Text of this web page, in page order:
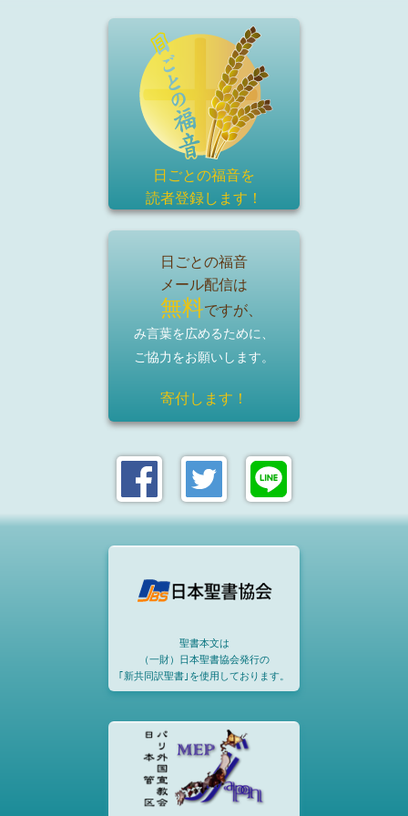
日ごとの福音を
読者登録します！
日ごとの福音
メール配信は
無料ですが、
み言葉を広めるために、
ご協力をお願いします。
寄付します！
聖書本文は
（一財）日本聖書協会発行の
｢新共同訳聖書｣を使用しております。